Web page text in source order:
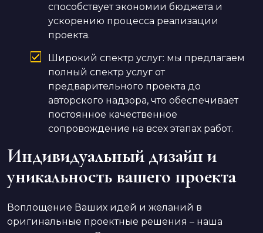
способствует экономии бюджета и
ускорению процесса реализации
проекта.
Широкий спектр услуг: мы предлагаем
полный спектр услуг от
предварительного проекта до
авторского надзора, что обеспечивает
постоянное качественное
сопровождение на всех этапах работ.
Индивидуальный дизайн и
уникальность вашего проекта
Воплощение Ваших идей и желаний в
оригинальные проектные решения – наша